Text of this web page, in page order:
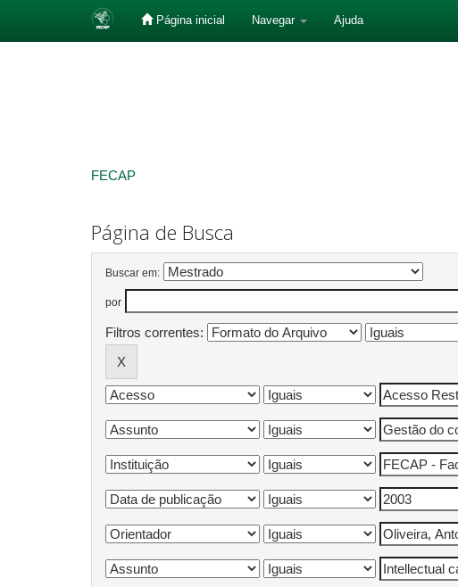
Página inicial Navegar Ajuda
FECAP
Página de Busca
Buscar em:
por
Filtros correntes: